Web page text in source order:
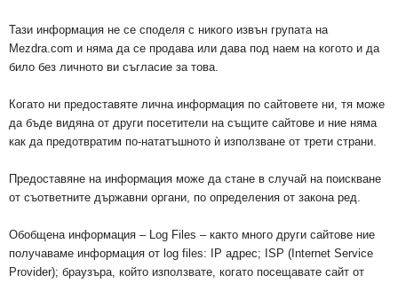
Тази информация не се споделя с никого извън групата на
Mezdra.com и няма да се продава или дава под наем на когото и да
било без личното ви съгласие за това.
Когато ни предоставяте лична информация по сайтовете ни, тя може
да бъде видяна от други посетители на същите сайтове и ние няма
как да предотвратим по-нататъшното ѝ използване от трети страни.
Предоставяне на информация може да стане в случай на поискване
от съответните държавни органи, по определения от закона ред.
Обобщена информация – Log Files – както много други сайтове ние
получаваме информация от log files: IP адрес; ISP (Internet Service
Provider); браузъра, който използвате, когато посещавате сайт от